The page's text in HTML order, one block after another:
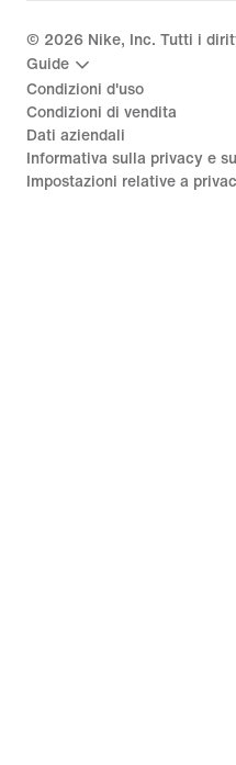
© 2026 Nike, Inc. Tutti i
Guide
Condizioni d'uso
Condizioni di vendita
Dati aziendali
Informativa sulla privacy e
Impostazioni relative a